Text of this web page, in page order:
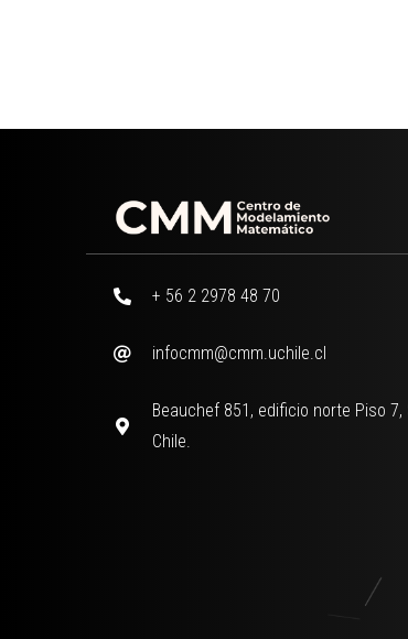
+ 56 2 2978 48 70
infocmm@cmm.uchile.cl
Beauchef 851, edificio norte Piso 7,
Chile.